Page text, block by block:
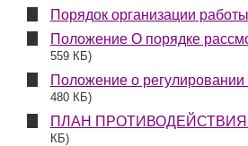
Порядок организации
Положение О порядке
559 КБ)
Положение о
480 КБ)
ПЛАН ПРОТИВОДЕЙСТВИЯ
КБ)